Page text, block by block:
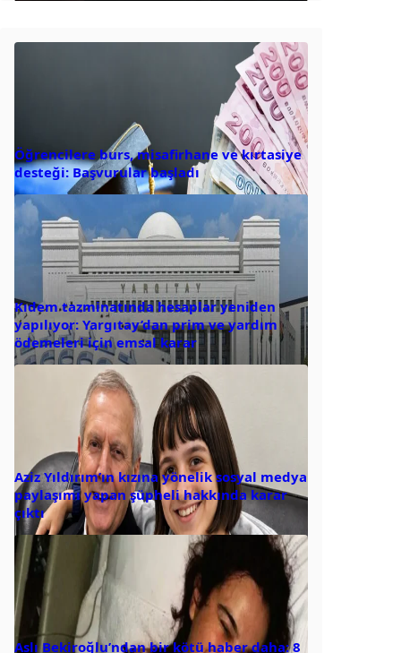
Öğrencilere burs, misafirhane ve kırtasiye
desteği: Başvurular başladı
Kıdem tazminatında hesaplar yeniden
yapılıyor: Yargıtay’dan prim ve yardım
ödemeleri için emsal karar
Aziz Yıldırım’ın kızına yönelik sosyal medya
paylaşımı yapan şüpheli hakkında karar
çıktı
Aslı Bekiroğlu’ndan bir kötü haber daha: 8